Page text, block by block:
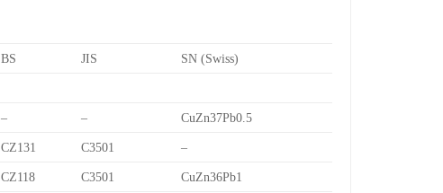
BS JIS SN (Swiss)
– – CuZn37Pb0.5
CZ131 C3501 –
CZ118 C3501 CuZn36Pb1